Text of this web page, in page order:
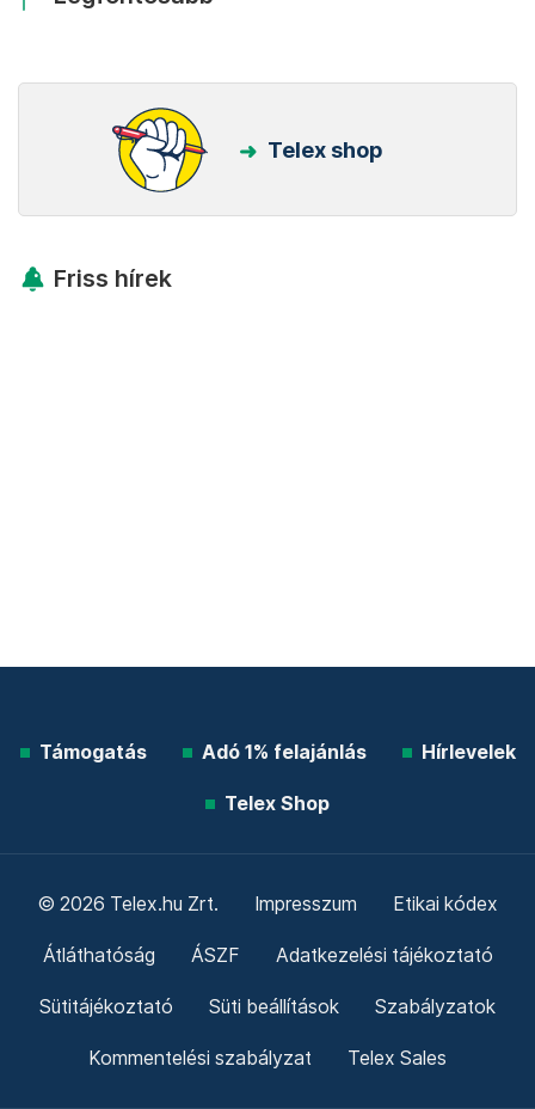
Telex shop
Friss hírek
Támogatás Adó 1% felajánlás Hírlevelek
Telex Shop
© 2026 Telex.hu Zrt. Impresszum Etikai kódex
Átláthatóság ÁSZF Adatkezelési tájékoztató
Sütitájékoztató Süti beállítások Szabályzatok
Kommentelési szabályzat Telex Sales